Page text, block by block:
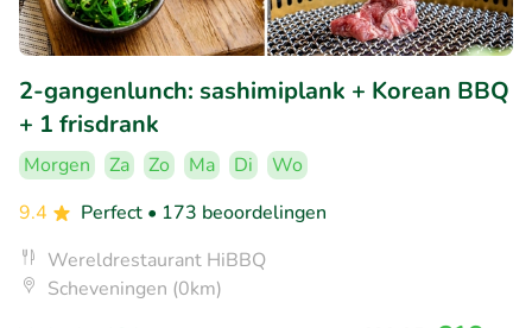
2-gangenlunch: sashimiplank + Korean BBQ
+ 1 frisdrank
Morgen Za Zo Ma Di
Wo
9.4
Perfect • 173 beoordelingen
Wereldrestaurant HiBBQ
Scheveningen (0km)